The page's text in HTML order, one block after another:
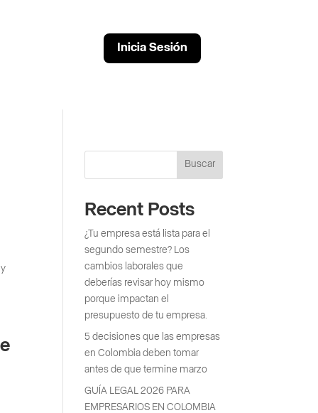
Inicia Sesión
Buscar
Recent Posts
¿Tu empresa está lista para el
segundo semestre? Los
cambios laborales que
deberías revisar hoy mismo
porque impactan el
presupuesto de tu empresa.
5 decisiones que las empresas
en Colombia deben tomar
antes de que termine marzo
GUÍA LEGAL 2026 PARA
EMPRESARIOS EN COLOMBIA